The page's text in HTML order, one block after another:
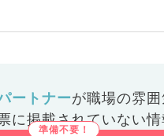
ートナーが職場の雰囲
に掲載されていない情